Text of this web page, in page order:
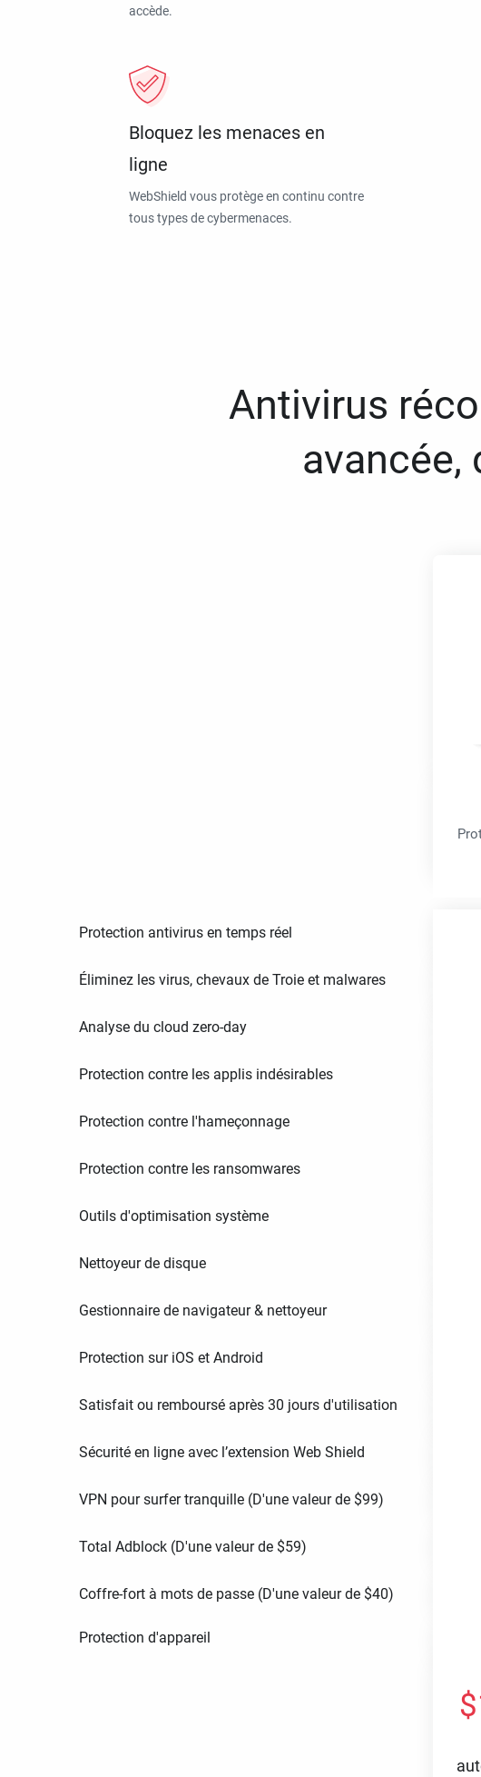
accède.
Bloquez les menaces en
ligne
WebShield vous protège en continu contre
tous types de cybermenaces.
Antivirus
avancée,
Protection antivirus en temps réel
Éliminez les virus, chevaux de Troie et malwares
Analyse du cloud zero-day
Protection contre les applis indésirables
Protection contre l'hameçonnage
Protection contre les ransomwares
Outils d'optimisation système
Nettoyeur de disque
Gestionnaire de navigateur & nettoyeur
Protection sur iOS et Android
Satisfait ou remboursé après 30 jours d'utilisation
Sécurité en ligne avec l’extension Web Shield
VPN pour surfer tranquille (D'une valeur de $99)
Total Adblock (D'une valeur de $59)
Coffre-fort à mots de passe (D'une valeur de $40)
Protection d'appareil
$